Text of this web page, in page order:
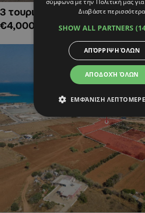
3 τουριστικά χωράφια στην
€4,000,000
σύμφωνα με την Πολιτική μας
Διαβάστε περισσότερα
SHOW ALL PARTNERS
ΑΠΟΔΟΧΉ ΌΛΩΝ
ΑΠΌΡΡΙΨΗ ΌΛΩΝ
ΕΜΦΆΝΙΣΗ